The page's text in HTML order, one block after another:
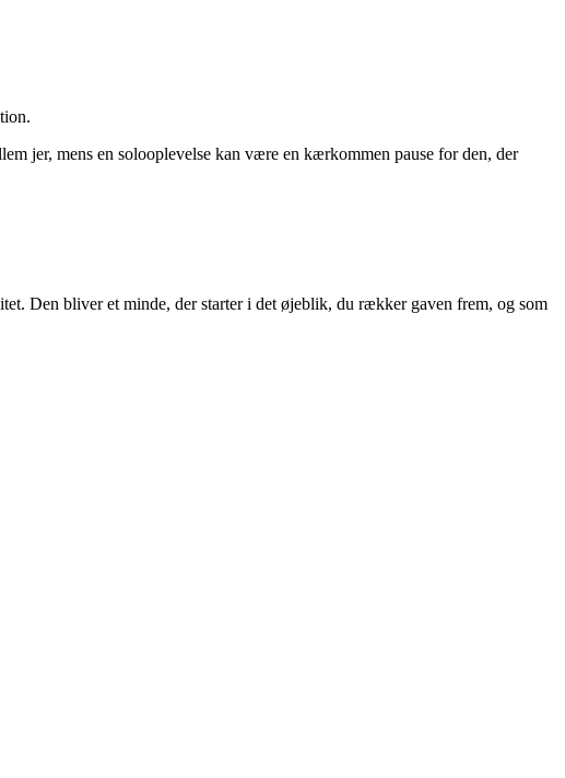
jer, mens en solooplevelse kan være en kærkommen pause for den, der
Den bliver et minde, der starter i det øjeblik, du rækker gaven frem, og som